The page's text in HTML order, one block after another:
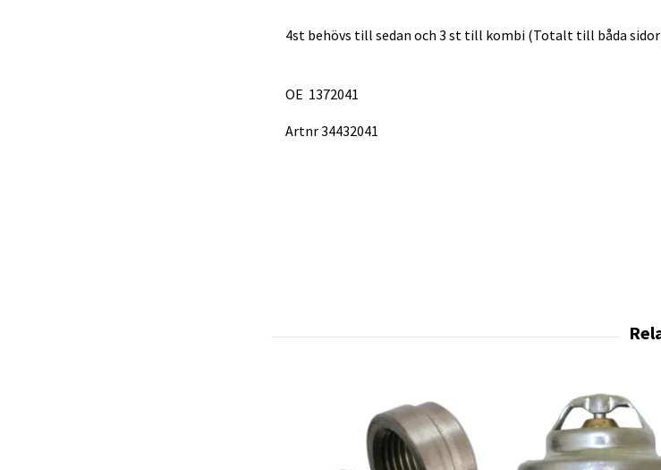
4st behövs till sedan och 3 st till kombi (Totalt till båda
OE 1372041
Artnr 34432041